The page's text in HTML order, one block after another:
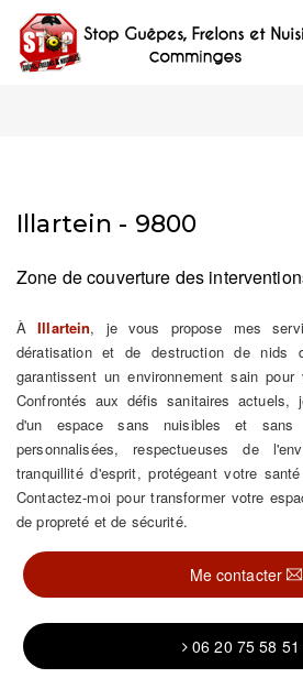
Illartein - 9800
Zone de couverture des
ÀIllartein, je vous propose mes
dératisation et de destruction de nids
garantissent un environnement sain
Confrontés aux défis sanitaires actuels,
d'un espace sans nuisibles et sans
personnalisées, respectueuses de
tranquillité d'esprit, protégeant votre
Contactez-moi pour transformer votre
de propreté et de sécurité.
Me contacter
06 20 75 58 51